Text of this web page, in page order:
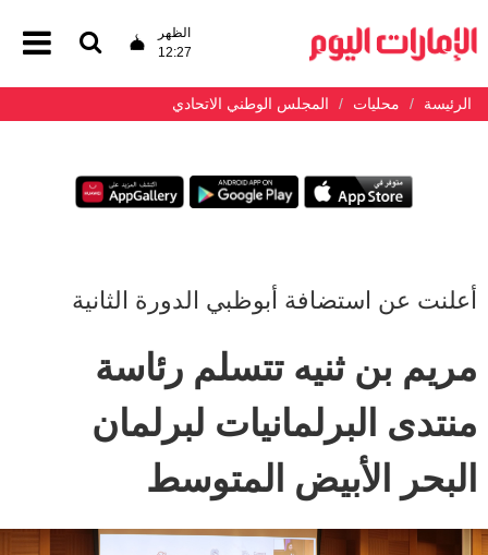
الظهر
12:27
الرئيسة محليات المجلس الوطني الاتحادي
أعلنت عن استضافة أبوظبي الدورة الثانية
مريم بن ثنيه تتسلم رئاسة
منتدى البرلمانيات لبرلمان
البحر الأبيض المتوسط